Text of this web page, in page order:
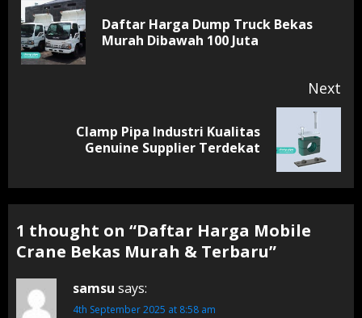
Reading Daftar Harga Dump Truck Bekas
Murah Dibawah 100 Juta
Next
Clamp Pipa Industri Kualitas
Genuine Supplier Terdekat
1 thought on “Daftar Harga Mobile
Crane Bekas Murah & Terbaru”
samsu says:
4th September 2025 at 8:58 am